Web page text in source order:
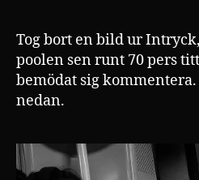
Tog bort en bild ur
poolen sen runt 70 pers
bemödat sig
nedan.